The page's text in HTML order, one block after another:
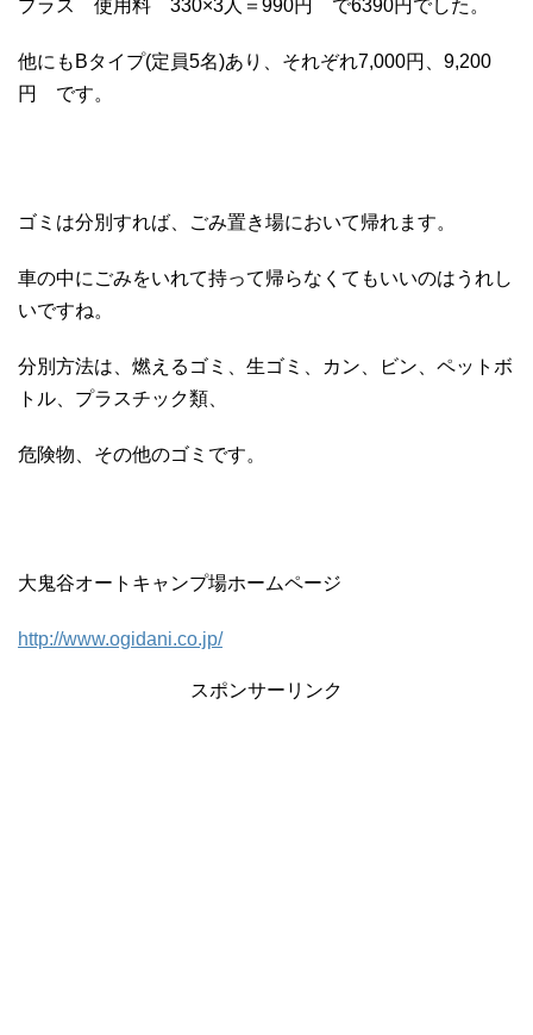
プラス 使用料 330×3人＝990円 で6390円でした。
他にもBタイプ(定員5名)あり、それぞれ7,000円、9,200
円 です。
ゴミは分別すれば、ごみ置き場において帰れます。
車の中にごみをいれて持って帰らなくてもいいのはうれし
いですね。
分別方法は、燃えるゴミ、生ゴミ、カン、ビン、ペットボ
トル、プラスチック類、
危険物、その他のゴミです。
大鬼谷オートキャンプ場ホームページ
http://www.ogidani.co.jp/
スポンサーリンク